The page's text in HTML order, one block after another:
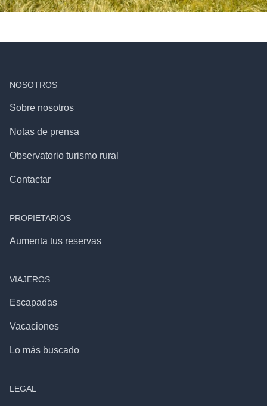
NOSOTROS
Sobre nosotros
Notas de prensa
Observatorio turismo rural
Contactar
PROPIETARIOS
Aumenta tus reservas
VIAJEROS
Escapadas
Vacaciones
Lo más buscado
LEGAL